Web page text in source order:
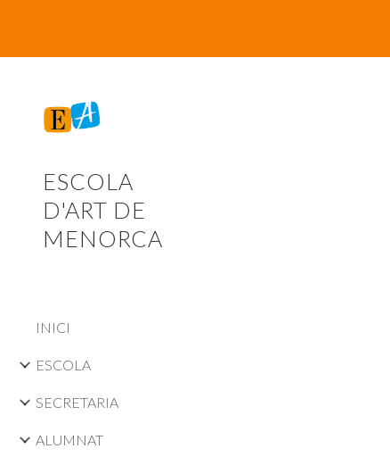
ESCOLA
D'ART DE
MENORCA
INICI
ESCOLA
SECRETARIA
ALUMNAT